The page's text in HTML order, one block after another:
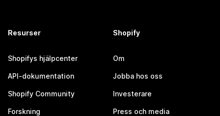
Resurser
Shopifys hjälpcenter
API-dokumentation
Shopify Community
Forskning
Shopify
Om
Jobba hos oss
Investerare
Press och media